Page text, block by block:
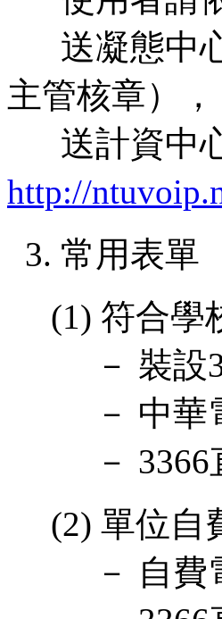
送凝態中心
主管核章），
送計資中
http://
3. 常用表單
(1) 符合學
－ 裝設
－ 中華電
－ 3366直
(2) 單位自
－ 自費電